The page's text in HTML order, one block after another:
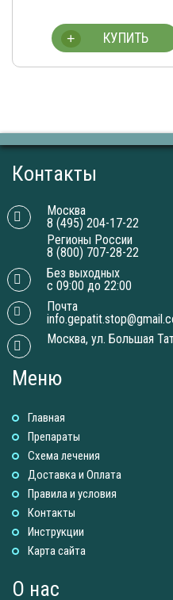
+
Контакты
Москва
8 (495) 204-17-22
Регионы России
8 (800) 707-28-22
Без выходных
с 09:00 до 22:00
Почта
Москва, ул. Большая
Меню
Главная
Препараты
Схема лечения
Доставка и Оплатa
Правила и условия
Контакты
Инструкции
Карта сайта
О нас